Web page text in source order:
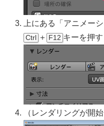
上にある「アニメー
Ctrl ＋ F12 キーを押す
（レンダリングが開